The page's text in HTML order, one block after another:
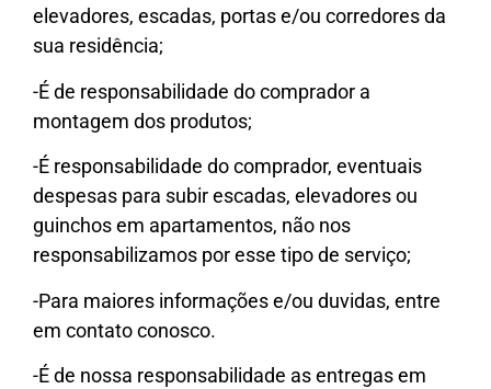
elevadores, escadas, portas e/ou corredores da
sua residência;
-É de responsabilidade do comprador a
montagem dos produtos;
-É responsabilidade do comprador, eventuais
despesas para subir escadas, elevadores ou
guinchos em apartamentos, não nos
responsabilizamos por esse tipo de serviço;
-Para maiores informações e/ou duvidas, entre
em contato conosco.
-É de nossa responsabilidade as entregas em